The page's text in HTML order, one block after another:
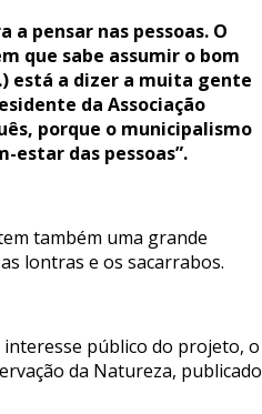
pensar nas pessoas. O
que sabe assumir o bom
está a dizer a muita gente
da Associação
porque o municipalismo
estar das pessoas”.
também uma grande
lontras e os sacarrabos.
público do projeto, o
da Natureza, publicado